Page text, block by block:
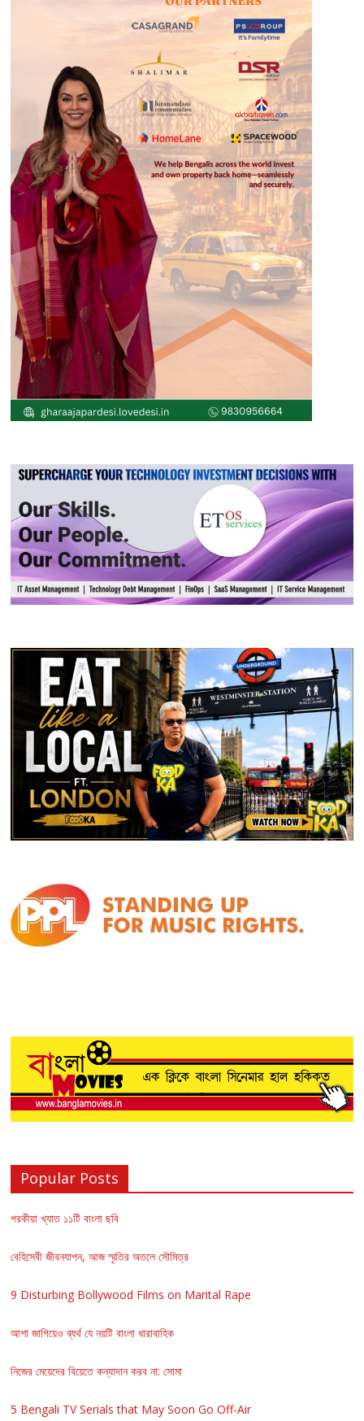
Popular Posts
পরকীয়া খ্যাত ১১টি বাংলা ছবি
বেহিসেবী জীবনযাপন, আজ স্মৃতির অতলে সৌমিত্র
9 Disturbing Bollywood Films on Marital Rape
আশা জাগিয়েও ব্যর্থ যে নয়টি বাংলা ধারাবাহিক
নিজের মেয়েদের বিয়েতে কন্যাদান করব না: সোমা
5 Bengali TV Serials that May Soon Go Off-Air